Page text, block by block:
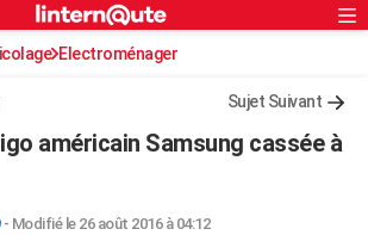
S'inscrire
Connexion
Electroménager
Sujet Suivant
américain Samsung cassée à
- Modifié le 26 août 2016 à 04:12